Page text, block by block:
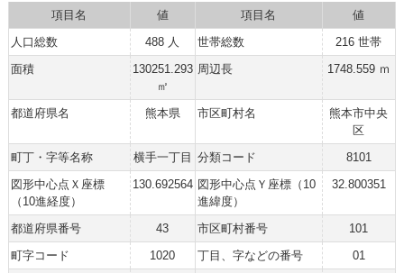
項目名 値 項目名
値
人口総数
488 人 世帯総数
216 世帯
面積
130251.293
㎡
周辺長 1748.559 ｍ
都道府県名 熊本県 市区町村名
熊本市中央
区
町丁・字等名称
横手一丁目 分類コード
8101
図形中心点Ｘ座標
（10進経度）
130.692564 図形中心点Ｙ座標（10
進緯度）
32.800351
都道府県番号 43 市区町村番号
101
町字コード
1020 丁目、字などの番号
01